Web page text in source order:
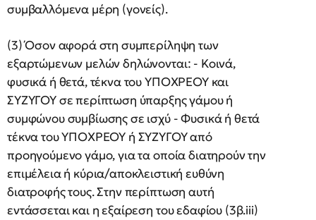
συμβαλλόμενα μέρη (γονείς).
(3) Όσον αφορά στη συμπερίληψη των
εξαρτώμενων μελών δηλώνονται: - Κοινά,
φυσικά ή θετά, τέκνα του ΥΠΟΧΡΕΟΥ και
ΣΥΖΥΓΟΥ σε περίπτωση ύπαρξης γάμου ή
συμφώνου συμβίωσης σε ισχύ - Φυσικά ή θετά
τέκνα του ΥΠΟΧΡΕΟΥ ή ΣΥΖΥΓΟΥ από
προηγούμενο γάμο, για τα οποία διατηρούν την
επιμέλεια ή κύρια/αποκλειστική ευθύνη
διατροφής τους. Στην περίπτωση αυτή
εντάσσεται και η εξαίρεση του εδαφίου (3β.iii)